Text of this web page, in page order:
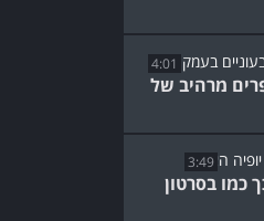
4:01
מרהיב של
3:49
כמו בסרטון